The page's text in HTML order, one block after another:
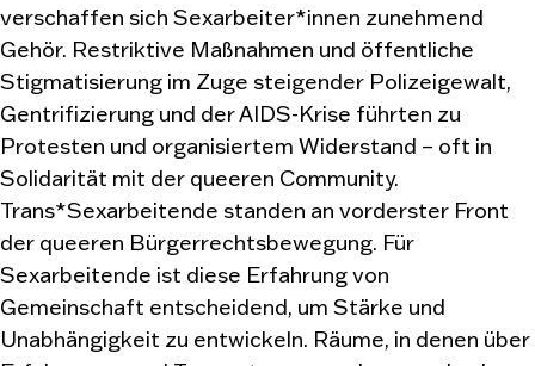
verschaffen sich Sexarbeiter*innen zunehmend
Gehör. Restriktive Maßnahmen und öffentliche
Stigmatisierung im Zuge steigender Polizeigewalt,
Gentrifizierung und der AIDS-Krise führten zu
Protesten und organisiertem Widerstand – oft in
Solidarität mit der queeren Community.
Trans*Sexarbeitende standen an vorderster Front
der queeren Bürgerrechtsbewegung. Für
Sexarbeitende ist diese Erfahrung von
Gemeinschaft entscheidend, um Stärke und
Unabhängigkeit zu entwickeln. Räume, in denen über